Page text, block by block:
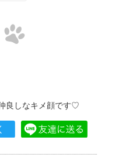
良しなキメ顔です♡